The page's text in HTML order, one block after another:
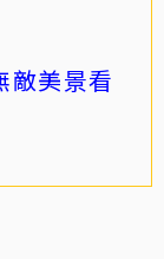
美景看